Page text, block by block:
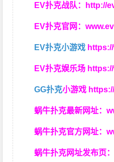
EV扑克战队： http://
EV扑克官网：
EV扑克小游戏
EV扑克娱乐场
GG扑克小游戏
蜗牛扑克最新网址：
蜗牛扑克官方网址：
蜗牛扑克网址发布页